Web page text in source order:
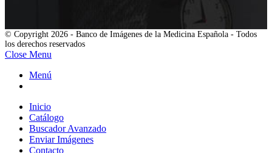
© Copyright 2026 - Banco de Imágenes de la Medicina Española - Todos
los derechos reservados
Close Menu
Menú
Inicio
Catálogo
Buscador Avanzado
Enviar Imágenes
Contacto